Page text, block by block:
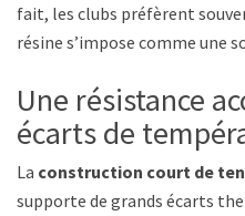
fait, les clubs préfèrent
résine s’impose comme une
Une résistance
écarts de
La construction court de
supporte de grands écarts